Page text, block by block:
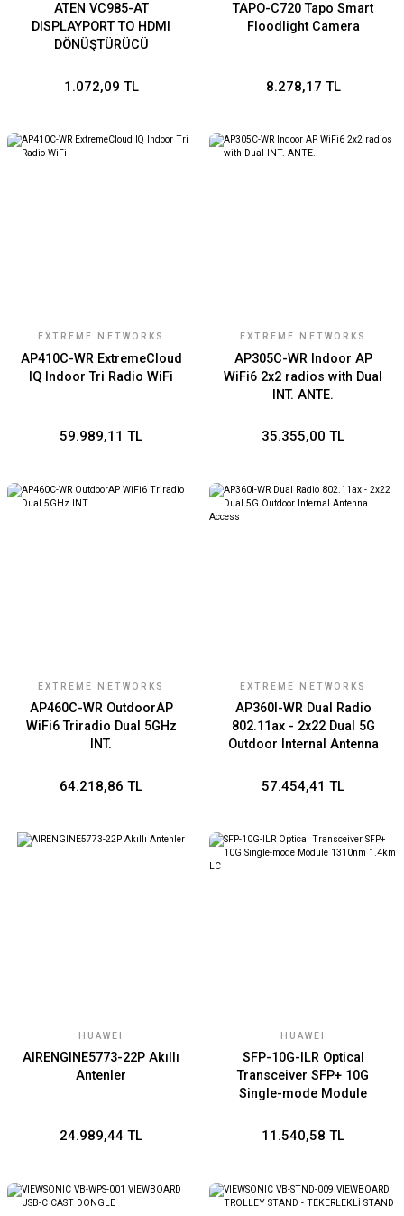
ATEN VC985-AT
DISPLAYPORT TO HDMI
DÖNÜŞTÜRÜCÜ
1.072,09 TL
TAPO-C720 Tapo Smart
Floodlight Camera
8.278,17 TL
EXTREME NETWORKS
AP410C-WR ExtremeCloud
IQ Indoor Tri Radio WiFi
59.989,11 TL
EXTREME NETWORKS
AP305C-WR Indoor AP
WiFi6 2x2 radios with Dual
INT. ANTE.
35.355,00 TL
EXTREME NETWORKS
AP460C-WR OutdoorAP
WiFi6 Triradio Dual 5GHz
INT.
64.218,86 TL
EXTREME NETWORKS
AP360I-WR Dual Radio
802.11ax - 2x22 Dual 5G
Outdoor Internal Antenna
57.454,41 TL
HUAWEI
AIRENGINE5773-22P Akıllı
Antenler
24.989,44 TL
HUAWEI
SFP-10G-ILR Optical
Transceiver SFP+ 10G
Single-mode Module
11.540,58 TL